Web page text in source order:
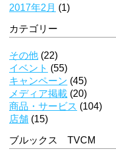
2017年2月 (1)
カテゴリー
その他 (22)
イベント (55)
キャンペーン (45)
メディア掲載 (20)
商品・サービス (104)
店舗 (15)
ブルックス TVCM